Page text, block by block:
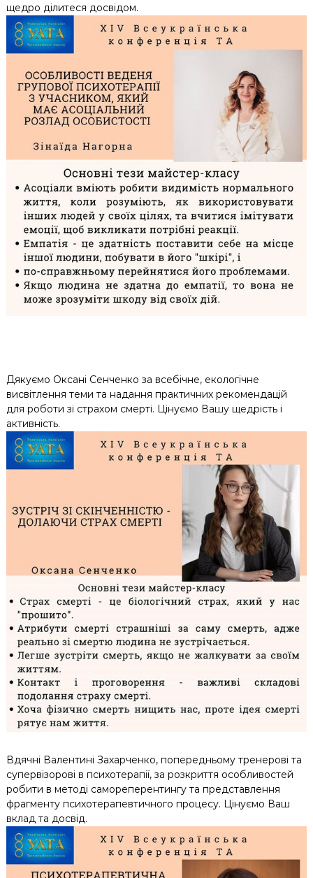
щедро ділитеся досвідом.
Дякуємо Оксані Сенченко за всебічне, екологічне
висвітлення теми та надання практичних рекомендацій
для роботи зі страхом смерті. Цінуємо Вашу щедрість і
активність.
Вдячні Валентині Захарченко, попередньому тренерові та
супервізорові в психотерапії, за розкриття особливостей
робити в методі самореперентингу та представлення
фрагменту психотерапевтичного процесу. Цінуємо Ваш
вклад та досвід.